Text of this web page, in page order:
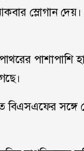
স্লোগান
পাশাপাশি
বিএসএফের